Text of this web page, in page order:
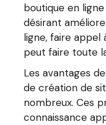
boutique en
désirant
ligne, faire appel
peut faire toute
Les avantages
de création de
nombreux. Ces
connaissance